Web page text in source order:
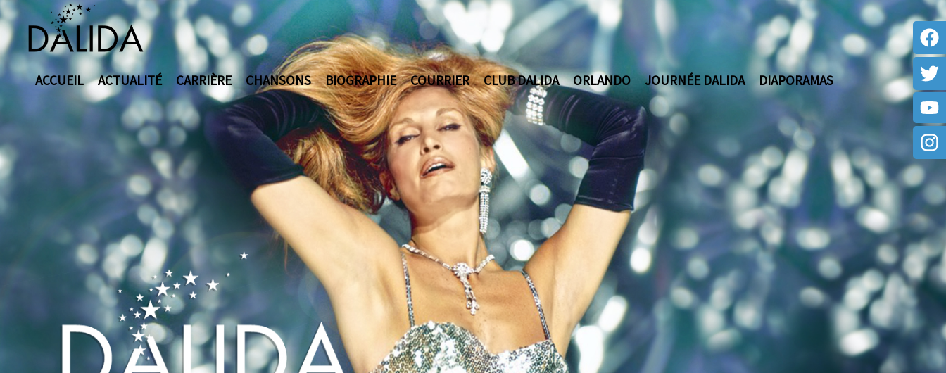
ACCUEIL ACTUALITÉ CARRIÈRE CHANSONS BIOGRAPHIE COURRIER CLUB DALIDA ORLANDO JOURNÉE DALIDA DIAPORAMAS